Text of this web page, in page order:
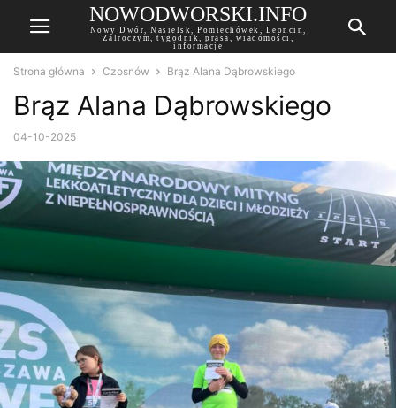
NOWODWORSKI.INFO
Nowy Dwór, Nasielsk, Pomiechówek, Leoncin,
Zalroczym, tygodnik, prasa, wiadomości,
informacje
Strona główna Czosnów Brąz Alana Dąbrowskiego
Brąz Alana Dąbrowskiego
04-10-2025